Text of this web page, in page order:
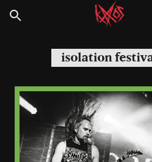
Siirry
suoraan
Kaaoszine
isolation